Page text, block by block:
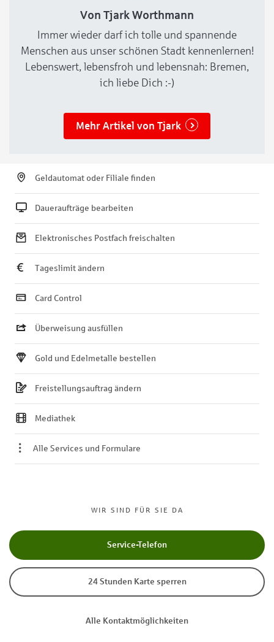
Von Tjark Worthmann
Immer wieder darf ich tolle und spannende
Menschen aus unser schönen Stadt kennenlernen!
Lebenswert, lebensfroh und lebensnah: Bremen,
ich liebe Dich :-)
Mehr Artikel von Tjark
WIR SIND FÜR SIE DA
Service-Telefon
24 Stunden Karte sperren
Alle Kontaktmöglichkeiten
Geldautomat oder Filiale finden
Daueraufträge bearbeiten
Elektronisches Postfach freischalten
Tageslimit ändern
Card Control
Überweisung ausfüllen
Gold und Edelmetalle bestellen
Freistellungsauftrag ändern
Mediathek
Alle Services und Formulare